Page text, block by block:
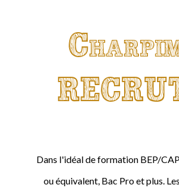
Dans l'idéal de formation BEP/
ou équivalent, Bac Pro et plus.